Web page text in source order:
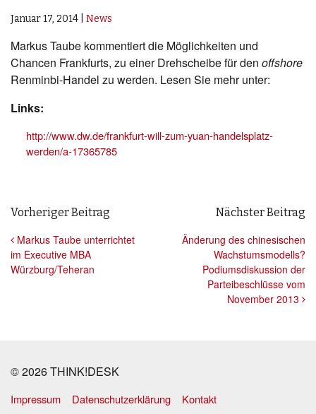
Januar 17, 2014 News
Markus Taube kommentiert die Möglichkeiten und
Chancen Frankfurts, zu einer Drehscheibe für den offshore
Renminbi-Handel zu werden. Lesen Sie mehr unter:
Links:
http://www.dw.de/frankfurt-will-zum-yuan-handelsplatz-
werden/a-17365785
Vorheriger Beitrag
Markus Taube unterrichtet
im Executive MBA
Würzburg/Teheran
Nächster Beitrag
Änderung des chinesischen
Wachstumsmodells?
Podiumsdiskussion der
Parteibeschlüsse vom
November 2013
© 2026 THINK!DESK
Impressum Datenschutzerklärung Kontakt